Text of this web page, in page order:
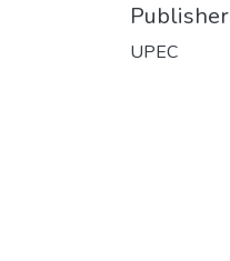
Publisher
UPEC